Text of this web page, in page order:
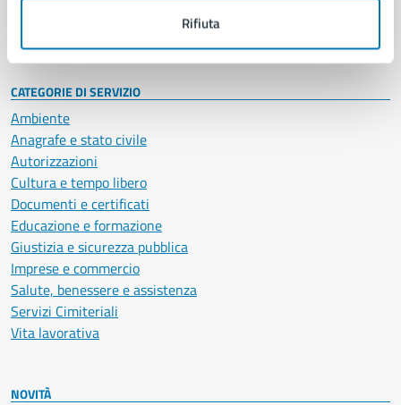
Rifiuta
Intranet, posta aziendale e protocollo
CATEGORIE DI SERVIZIO
Ambiente
Anagrafe e stato civile
Autorizzazioni
Cultura e tempo libero
Documenti e certificati
Educazione e formazione
Giustizia e sicurezza pubblica
Imprese e commercio
Salute, benessere e assistenza
Servizi Cimiteriali
Vita lavorativa
NOVITÀ